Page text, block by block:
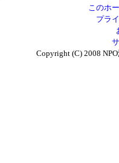
このホ
プラ
Copyright (C) 2008